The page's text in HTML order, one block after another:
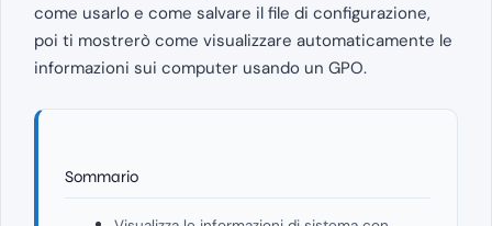
come usarlo e come salvare il file di configurazione,
poi ti mostrerò come visualizzare automaticamente le
informazioni sui computer usando un GPO.
Sommario